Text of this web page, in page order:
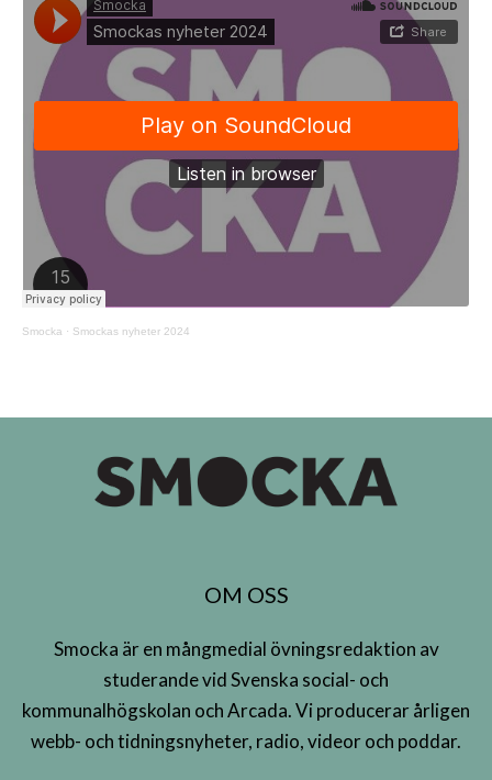
Smocka · Smockas nyheter 2024
OM OSS
Smocka är en mångmedial övningsredaktion av
studerande vid Svenska social- och
kommunalhögskolan och Arcada. Vi producerar årligen
webb- och tidningsnyheter, radio, videor och poddar.